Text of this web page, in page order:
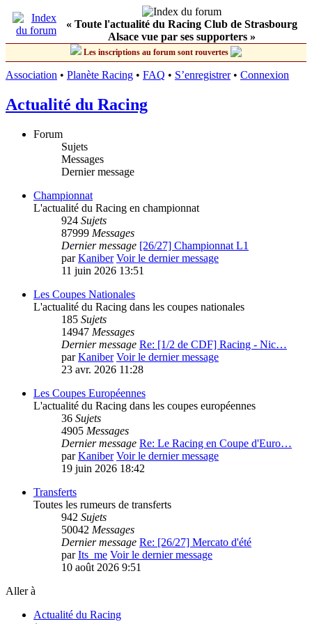
« Toute l'actualité du Racing Club de Strasbourg
Alsace vue par ses supporters »
Les inscriptions au forum sont rouvertes
Association • Planète Racing • FAQ • S’enregistrer• Connexion
Actualité du Racing
Forum
Sujets
Messages
Dernier message
Championnat
L'actualité du Racing en championnat
924 Sujets
87999 Messages
Dernier message [26/27] Championnat L1
parKaniber Voir le dernier message
11 juin 2026 13:51
Les Coupes Nationales
L'actualité du Racing dans les coupes nationales
185 Sujets
14947 Messages
Dernier message Re: [1/2 de CDF] Racing - Nic…
parKaniber Voir le dernier message
23 avr. 2026 11:28
Les Coupes Européennes
L'actualité du Racing dans les coupes européennes
36 Sujets
4905 Messages
Dernier message Re: Le Racing en Coupe d'Euro…
parKaniber Voir le dernier message
19 juin 2026 18:42
Transferts
Toutes les rumeurs de transferts
942 Sujets
50042 Messages
Dernier message Re: [26/27] Mercato d'été
parIts_me Voir le dernier message
10 août 2026 9:51
Aller à
Actualité du Racing